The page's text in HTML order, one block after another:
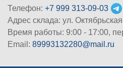
Телефон: +7 999 313-09-03
Адрес склада: ул.
Время работы: 9:00 - 17:00,
Email: 89993132280@mail.ru